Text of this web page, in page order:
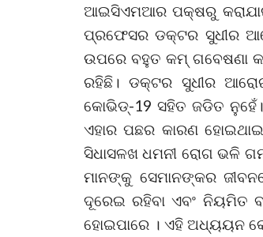
ଆଇସିଏମଆର ପକ୍ଷରୁ
ପ୍ରଫେସର ଡକ୍ଟର ସୁଧୀର
ଉପରେ ବହୁତ କମ୍ ଗବେଷଣା
ରହିଛି। ଡକ୍ଟର ସୁଧୀର
କୋଭିଡ୍-19 ସହିତ ଜଡିତ ନୁହେଁ।
ଏହାର ପଛର କାରଣ
ସିଧାସଳଖ ଧମନୀ ରୋଗ ଭଳି
ମାନଙ୍କୁ ସେମାନଙ୍କର
ଦୂରେଇ ରହିବା ଏବଂ ନିୟମିତ
ହୋଇପାରେ । ଏହି ଅଧ୍ୟୟନ